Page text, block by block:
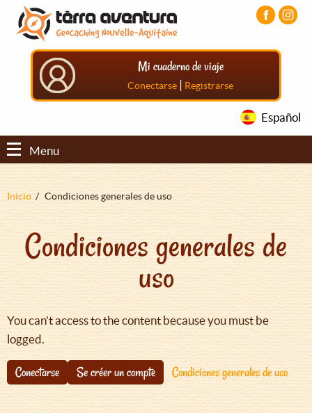
Pasar
contenido
principal
Pasar
menú
principal
Pasar
principal
Mi cuaderno de viaje
Conectarse | Registrarse
Español
Menu
Sobrescribir
ayuda
navegación
Inicio Condiciones generales de uso
Condiciones generales de
uso
You can't access to the content because you must be
logged.
Conectarse Se créer un compte Condiciones generales de uso